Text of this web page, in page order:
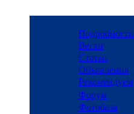
Подробности
Вести
Статьи
Объявления
Рекомендуем
Форум
Фотобаза